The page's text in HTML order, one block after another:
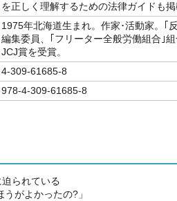
を正しく理解するための法律ガイドも
1975年北海道生まれ。作家･活動家。｢
編集委員、｢フリーター全般労働組合｣
JCJ賞を受賞。
4-309-61685-8
978-4-309-61685-8
られている
がよかったの?」